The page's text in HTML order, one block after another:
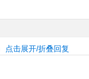
点击展开/折叠回复